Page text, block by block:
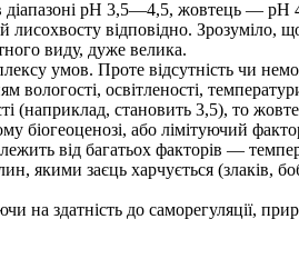
в діапазоні рН 3,5—4,5, жовтець —
відповідно. Зрозуміло,
виду, дуже велика.
умов. Проте відсутність чи
освітленості,
становить 3,5), то
біогеоценозі, або лімітуючий
від багатьох факторів —
якими заєць харчується (злаків,
на здатність до саморегуляції,